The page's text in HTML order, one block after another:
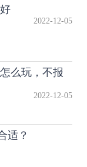
2022-12-05
么玩，不报
2022-12-05
适？